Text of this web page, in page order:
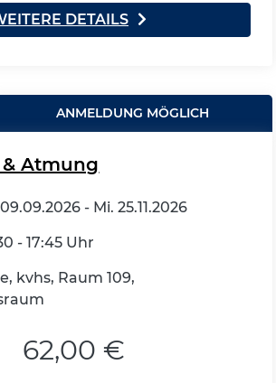
DETAILS
ANMELDUNG MÖGLICH
Atmung
09.09.2026 - Mi. 25.11.2026
- 17:45 Uhr
kvhs, Raum 109,
62,00 €